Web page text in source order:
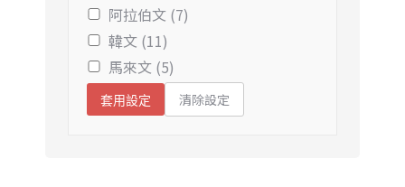
阿拉伯文 (7)
韓文 (11)
馬來文 (5)
套用設定 清除設定